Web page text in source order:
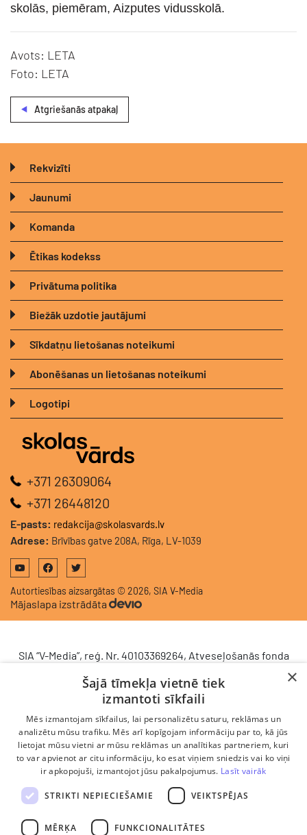
skolās, piemēram, Aizputes vidusskolā.
Avots: LETA
Foto: LETA
Atgriešanās atpakaļ
Rekvizīti
Jaunumi
Komanda
Ētikas kodekss
Privātuma politika
Biežāk uzdotie jautājumi
Sīkdatņu lietošanas noteikumi
Abonēšanas un lietošanas noteikumi
Logotipi
+371 26309064
+371 26448120
E-pasts: redakcija@skolasvards.lv
Adrese: Brīvības gatve 208A, Rīga, LV-1039
Autortiesības aizsargātas © 2026, SIA V-Media
Mājaslapa izstrādāta
SIA “V-Media”, reģ. Nr. 40103369264, Atveseļošanās fonda
komercdarbības procesu uzlabošanā - ieviesta klientu
attiecību pārvaldības sistēma (CRM). 2024. gada 16.
decembrī tika noslēgts līgums Nr. 9.2-17-L-2024/928 ar
Latvijas Investīciju un attīstības aģentūru par atbalsta
saņemšanu saskaņā ar Atveseļošanas un noturības
mehānisma plāna 2. komponenti “Digitālā transformācija”
(atbalsta pieteikuma Nr. DIGI/2024/1253). Projekta ietvaros
ieviesta klientu un darba procesu pārvaldības sistēma
Scoro, uzlabojot pārdošanas procesu, centralizējot klientu
datubāzi un darījumu plūsmu, kā arī nodrošinot pārskatāmu,
×
Šajā tīmekļa vietnē tiek
izmantoti sīkfaili
Mēs izmantojam sīkfailus, lai personalizētu saturu, reklāmas un
analizētu mūsu trafiku. Mēs arī kopīgojam informāciju par to, kā jūs
lietojat mūsu vietni ar mūsu reklāmas un analītikas partneriem, kuri
to var apvienot ar citu informāciju, ko esat viņiem sniedzis vai ko viņi
ir apkopojuši, izmantojot jūsu pakalpojumus. Lasīt vairāk
STRIKTI NEPIECIEŠAMIE VEIKTSPĒJAS
MĒRĶA FUNKCIONALITĀTES